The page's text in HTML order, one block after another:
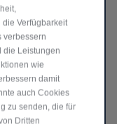
Verfügbarkeit
verbessern
die Leistungen
wie
damit
auch Cookies
zu senden, die für
Dritten